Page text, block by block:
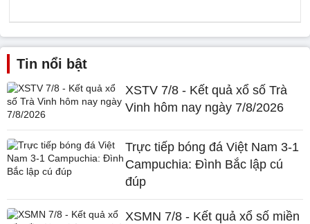
Tin nổi bật
XSTV 7/8 - Kết quả xổ số Trà
Vinh hôm nay ngày 7/8/2026
Trực tiếp bóng đá Việt Nam 3-1
Campuchia: Đình Bắc lập cú
đúp
XSMN 7/8 - Kết quả xổ số miền